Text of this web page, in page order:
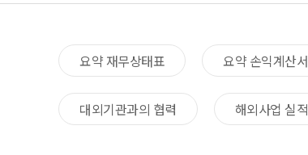
요약 재무상태표​ 요약 손익계산서​
대외기관과의 협력​ 해외사업 실적